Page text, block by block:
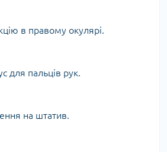
в правому окулярі.
для пальців рук.
на штатив.